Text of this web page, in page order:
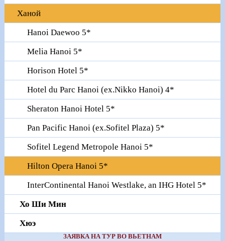
Ханой
Hanoi Daewoo 5*
Melia Hanoi 5*
Horison Hotel 5*
Hotel du Parc Hanoi (ex.Nikko Hanoi) 4*
Sheraton Hanoi Hotel 5*
Pan Pacific Hanoi (ex.Sofitel Plaza) 5*
Sofitel Legend Metropole Hanoi 5*
Hilton Opera Hanoi 5*
InterContinental Hanoi Westlake, an IHG Hotel 5*
Хо Ши Мин
Хюэ
ЗАЯВКА НА ТУР ВО ВЬЕТНАМ